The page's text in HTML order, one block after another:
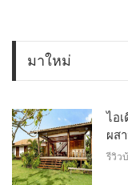
มาใหม่
ไอ
ผส
รีวิว